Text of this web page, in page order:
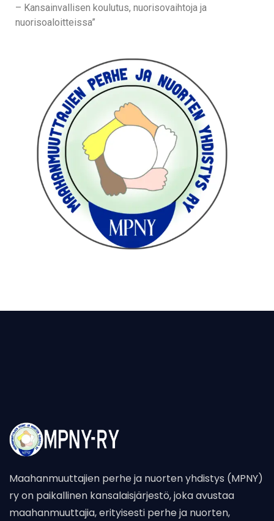
– Kansainvallisen koulutus, nuorisovaihtoja ja
nuorisoaloitteissa”
Maahanmuuttajien perhe ja nuorten yhdistys (MPNY)
ry on paikallinen kansalaisjärjestö, joka avustaa
maahanmuuttajia, erityisesti perhe ja nuorten,